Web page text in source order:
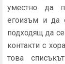
уместно да
егоизъм и да
подходящ да
контакти с
това